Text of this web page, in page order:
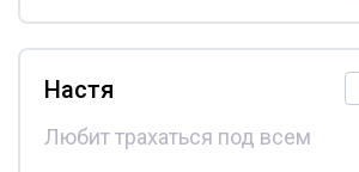
Настя
Любит трахаться под всем